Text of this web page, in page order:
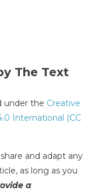
The Text
under the Creative
International (CC
and adapt any
as long as you
a